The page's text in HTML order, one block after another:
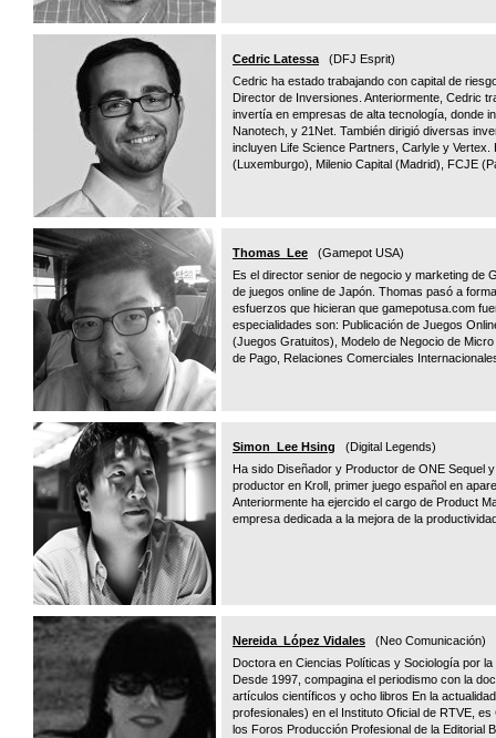
Cedric Latessa (DFJ Esprit)
Cedric ha estado trabajando con capital de
Director de Inversiones. Anteriormente, Cedric
invertía en empresas de alta tecnología, donde
Nanotech, y 21Net. También dirigió diversas
incluyen Life Science Partners, Carlyle y
(Luxemburgo), Milenio Capital (Madrid), FCJE
Thomas Lee (Gamepot USA)
Es el director senior de negocio y marketing de
de juegos online de Japón. Thomas pasó a
esfuerzos que hicieran que gamepotusa.com
especialidades son: Publicación de Juegos
(Juegos Gratuitos), Modelo de Negocio de
de Pago, Relaciones Comerciales
Simon Lee Hsing (Digital Legends)
Ha sido Diseñador y Productor de ONE Sequel
productor en Kroll, primer juego español en
Anteriormente ha ejercido el cargo de Product
empresa dedicada a la mejora de la
Nereida López Vidales (Neo Comunicación)
Doctora en Ciencias Políticas y Sociología por
Desde 1997, compagina el periodismo con la
artículos científicos y ocho libros En la
profesionales) en el Instituto Oficial de RTVE,
los Foros Producción Profesional de la Editorial